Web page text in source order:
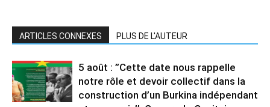
ARTICLES CONNEXES PLUS DE L'AUTEUR
5 août : ”Cette date nous rappelle
notre rôle et devoir collectif dans la
construction d’un Burkina indépendant